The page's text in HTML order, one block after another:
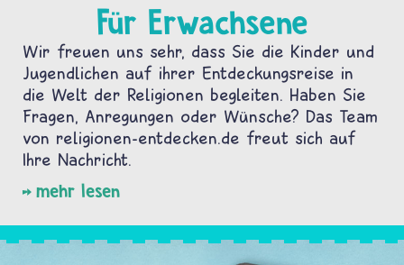
Für Erwachsene
Wir freuen uns sehr, dass Sie die Kinder und
Jugendlichen auf ihrer Entdeckungsreise in
die Welt der Religionen begleiten. Haben Sie
Fragen, Anregungen oder Wünsche? Das Team
von religionen-entdecken.de freut sich auf
Ihre Nachricht.
mehr lesen